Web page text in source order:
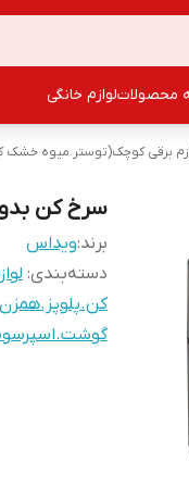
محصولاتلوازم خانگی
برقی کوچک(توستر.میوه خشک
سرخ کن
برند:ویداس
دسته‌بندی: